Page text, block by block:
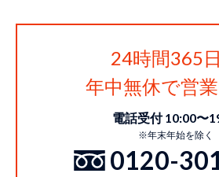
24時間365日
年中無休で営業
電話受付 10:00〜
※年末年始を除く
0120-